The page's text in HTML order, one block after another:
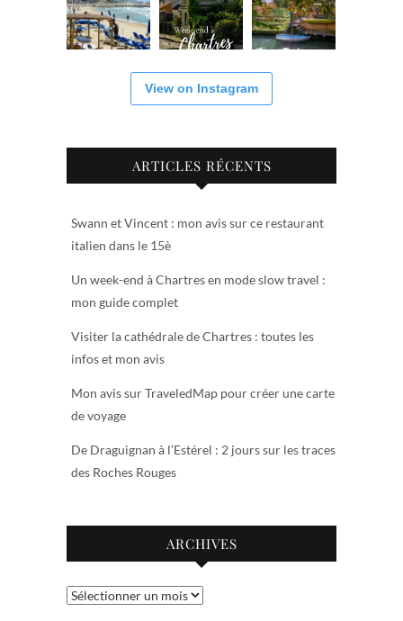
View on Instagram
ARTICLES RÉCENTS
Swann et Vincent : mon avis sur ce restaurant
italien dans le 15è
Un week-end à Chartres en mode slow travel :
mon guide complet
Visiter la cathédrale de Chartres : toutes les
infos et mon avis
Mon avis sur TraveledMap pour créer une carte
de voyage
De Draguignan à l’Estérel : 2 jours sur les traces
des Roches Rouges
ARCHIVES
Archives